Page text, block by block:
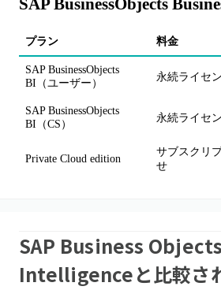
SAP BusinessObjects
プラン 料金
SAP BusinessObjects
BI（ユーザー）
永続ライセ
SAP BusinessObjects
BI（CS）
永続ライセ
Private Cloud edition
サブスクリ
せ
SAP Business
Intelligenceと比較さ